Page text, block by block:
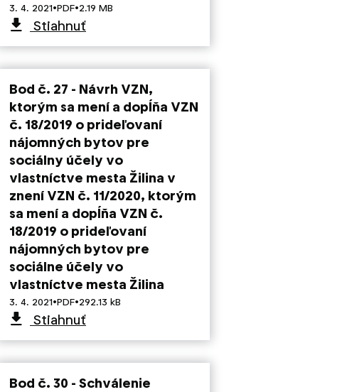
3. 4. 2021·PDF·2.19 MB
Stiahnuť
Bod č. 27 - Návrh VZN,
ktorým sa mení a dopĺňa VZN
č. 18/2019 o prideľovaní
nájomných bytov pre
sociálny účely vo
vlastníctve mesta Žilina v
znení VZN č. 11/2020, ktorým
sa mení a dopĺňa VZN č.
18/2019 o prideľovaní
nájomných bytov pre
sociálne účely vo
vlastníctve mesta Žilina
3. 4. 2021·PDF·292.13 kB
Stiahnuť
Bod č. 30 - Schválenie